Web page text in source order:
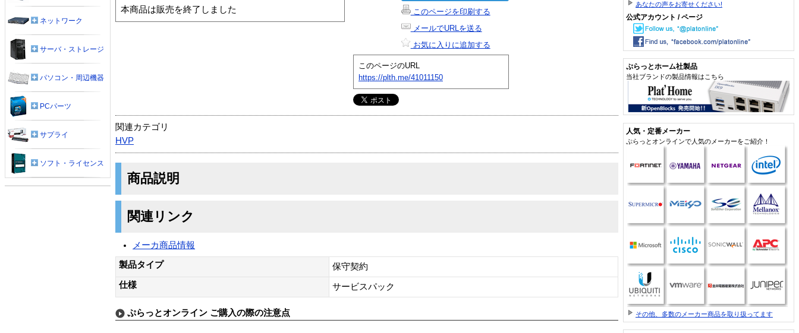
本商品は販売を終了しました
このページを印刷する
メールでURLを送る
お気に入りに追加する
このページのURL
https://plth.me/41011150
関連カテゴリ
HVP
商品説明
関連リンク
メーカ商品情報
製品タイプ
保守契約
仕様
サービスパック
ぷらっとオンライン ご購入の際の注意点
ネットワーク
サーバ・ストレージ
パソコン・周辺機器
PCパーツ
サプライ
ソフト・ライセンス
あなたの声をお寄せください!
公式アカウント / ページ
ぷらっとホーム社製品
当社ブランドの製品情報はこちら
人気・定番メーカー
ぷらっとオンラインで人気のメーカーをご紹介！
その他、多数のメーカー商品を取り扱ってます